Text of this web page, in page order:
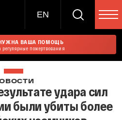
EN
ВАША ПОМОЩЬ
пожертвования
удара сил
были убиты более